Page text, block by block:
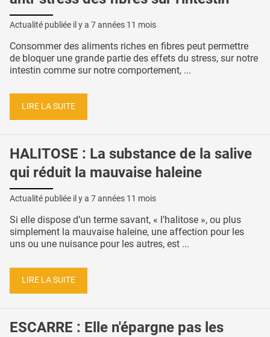
Actualité publiée il y a 7 années 11 mois
Consommer des aliments riches en fibres peut permettre
de bloquer une grande partie des effets du stress, sur notre
intestin comme sur notre comportement, ...
LIRE LA SUITE
HALITOSE : La substance de la salive
qui réduit la mauvaise haleine
Actualité publiée il y a 7 années 11 mois
Si elle dispose d’un terme savant, « l’halitose », ou plus
simplement la mauvaise haleine, une affection pour les
uns ou une nuisance pour les autres, est ...
LIRE LA SUITE
ESCARRE : Elle n'épargne pas les